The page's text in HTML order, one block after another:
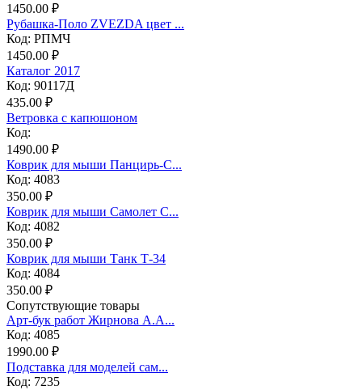
1450.00 ₽
Рубашка-Поло ZVEZDA цвет ...
Код: РПМЧ
1450.00 ₽
Каталог 2017
Код: 90117Д
435.00 ₽
Ветровка с капюшоном
Код:
1490.00 ₽
Коврик для мыши Панцирь-С...
Код: 4083
350.00 ₽
Коврик для мыши Самолет С...
Код: 4082
350.00 ₽
Коврик для мыши Танк Т-34
Код: 4084
350.00 ₽
Сопутствующие товары
Арт-бук работ Жирнова А.А...
Код: 4085
1990.00 ₽
Подставка для моделей сам...
Код: 7235